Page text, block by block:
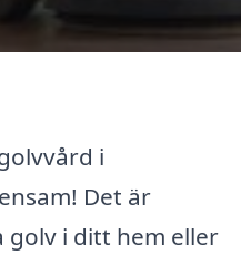
i
Det är
i ditt hem eller